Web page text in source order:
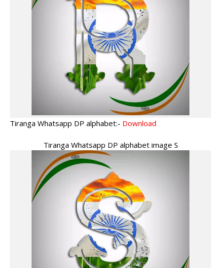
Tiranga Whatsapp DP alphabet:- Download
Tiranga Whatsapp DP alphabet image S